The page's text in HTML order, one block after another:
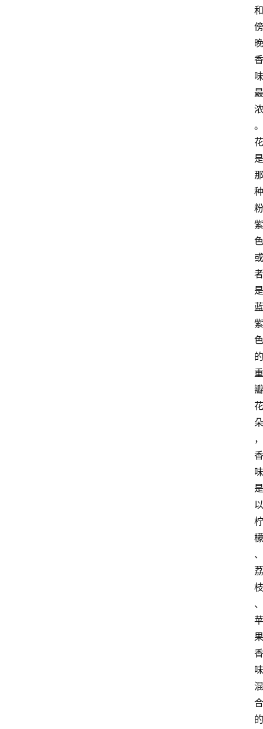
和
傍
晚
香
味
最
浓
。
花
是
那
种
粉
紫
色
或
者
是
蓝
紫
色
的
重
瓣
花
朵
，
香
味
是
以
柠
檬
、
荔
枝
、
苹
果
香
味
混
合
的